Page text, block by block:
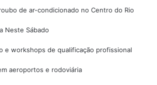
de ar-condicionado no Centro do Rio
Neste Sábado
e workshops de qualificação profissional
aeroportos e rodoviária